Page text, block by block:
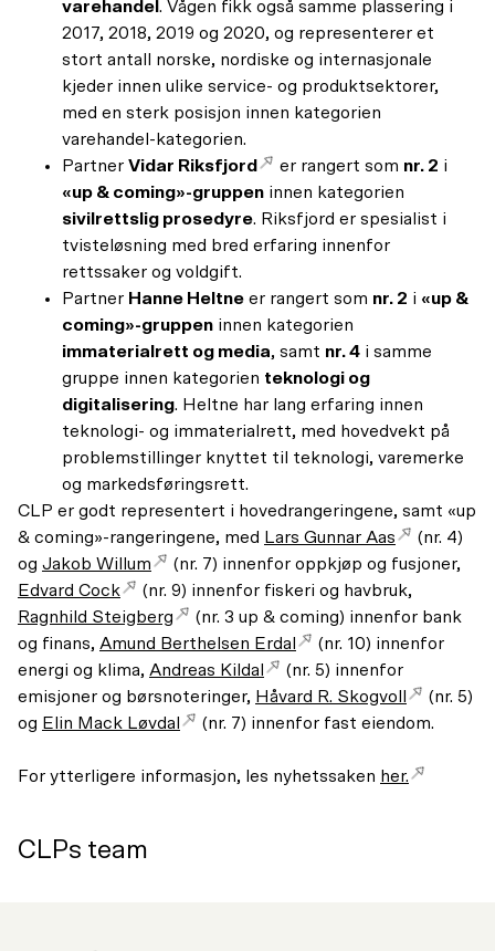
varehandel . Vågen fikk også samme plassering i
2017, 2018, 2019 og 2020, og representerer et
stort antall norske, nordiske og internasjonale
kjeder innen ulike service- og produktsektorer,
med en sterk posisjon innen kategorien
varehandel-kategorien.
Partner Vidar Riksfjord er rangert som nr. 2 i
«up & coming»-gruppen innen kategorien
sivilrettslig prosedyre. Riksfjord er spesialist i
tvisteløsning med bred erfaring innenfor
rettssaker og voldgift.
Partner Hanne Heltne er rangert som nr. 2 i «up &
coming»-gruppen innen kategorien
immaterialrett og media, samt nr. 4 i samme
gruppe innen kategorien teknologi og
digitalisering. Heltne har lang erfaring innen
teknologi- og immaterialrett, med hovedvekt på
problemstillinger knyttet til teknologi, varemerke
og markedsføringsrett.
CLP er godt representert i hovedrangeringene, samt «up
& coming»-rangeringene, med Lars Gunnar Aas
(nr. 4)
og Jakob Willum
(nr. 7) innenfor oppkjøp og fusjoner,
Edvard Cock
(nr. 9) innenfor fiskeri og havbruk,
Ragnhild Steigberg
(nr. 3 up & coming) innenfor bank
og finans, Amund Berthelsen Erdal
(nr. 10) innenfor
energi og klima, Andreas Kildal
(nr. 5) innenfor
emisjoner og børsnoteringer, Håvard R. Skogvoll
(nr. 5)
og Elin Mack Løvdal (nr. 7) innenfor fast eiendom.
For ytterligere informasjon, les nyhetssaken her.
CLPs team